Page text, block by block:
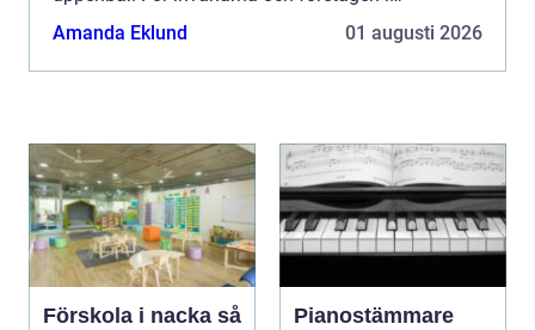
Helsingborg är det viktigt ...
Amanda Eklund 01 augusti 2026
Förskola i nacka så
Pianostämmare